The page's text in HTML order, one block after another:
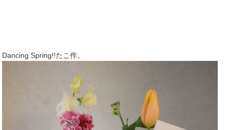
Dancing Spring!!たこ作。